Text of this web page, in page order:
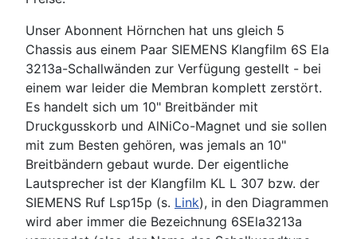
Unser Abonnent Hörnchen hat uns gleich 5
Chassis aus einem Paar SIEMENS Klangfilm 6S Ela
3213a-Schallwänden zur Verfügung gestellt - bei
einem war leider die Membran komplett zerstört.
Es handelt sich um 10" Breitbänder mit
Druckgusskorb und AlNiCo-Magnet und sie sollen
mit zum Besten gehören, was jemals an 10"
Breitbändern gebaut wurde. Der eigentliche
Lautsprecher ist der Klangfilm KL L 307 bzw. der
SIEMENS Ruf Lsp15p (s. Link), in den Diagrammen
wird aber immer die Bezeichnung 6SEla3213a